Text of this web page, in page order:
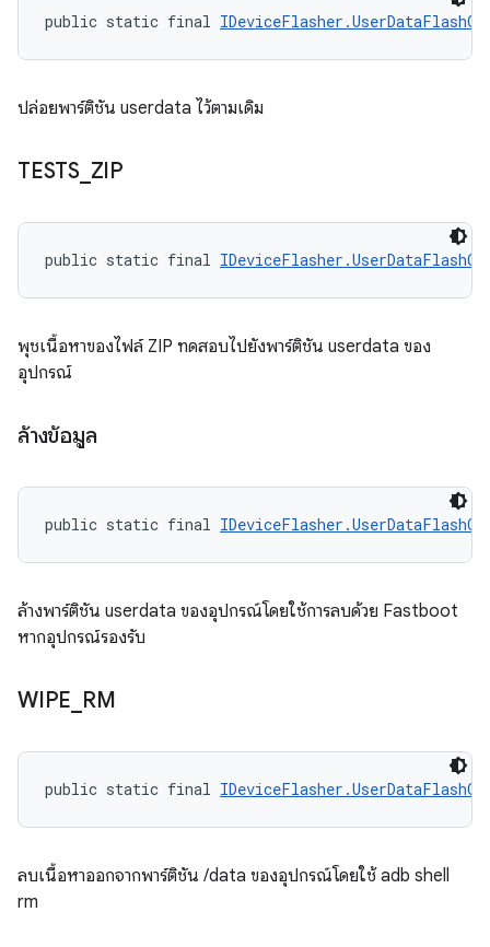
public static final
ปล่อยพาร์ติชัน userdata ไว้ตามเดิม
TESTS_ ZIP
public static final
พุชเนื้อหาของไฟล์ ZIP ทดสอบไปยังพาร์ติชัน userdata ของ
อุปกรณ์
ล้างข้อมูล
public static final
ล้างพาร์ติชัน userdata ของอุปกรณ์โดยใช้การลบด้วย Fastboot
หากอุปกรณ์รองรับ
WIPE RM
public static final
ลบเนื้อหาออกจากพาร์ติชัน /data ของอุปกรณ์โดยใช้ adb shell
rm